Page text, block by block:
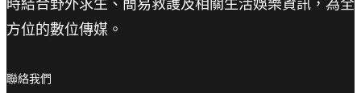
時結合野外求生、簡易救護及相關生活娛樂資訊，為全
方位的數位傳媒。
聯絡我們